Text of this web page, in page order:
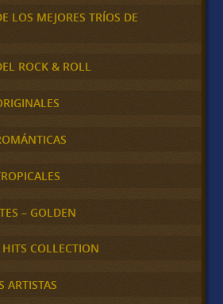
LOS MEJORES TRÍOS DE
ROCK & ROLL
– GOLDEN
COLLECTION
ARTISTAS